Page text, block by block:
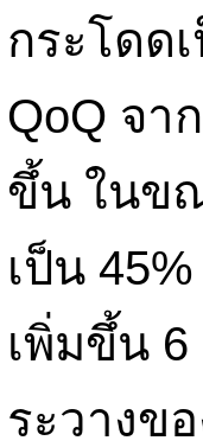
กระโดด
QoQ จา
ขึ้น ในข
เป็น
เพิ่มขึ้น 6
ระวางข